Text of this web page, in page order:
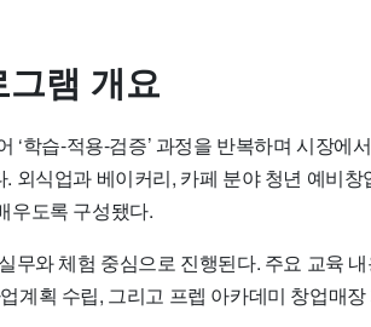
램 개요
학습-적용-검증’ 과정을 반복하며 시장에
외식업과 베이커리, 카페 분야 청년 예비창
우도록 구성됐다.
무와 체험 중심으로 진행된다. 주요 교육
계획 수립, 그리고 프렙 아카데미 창업매